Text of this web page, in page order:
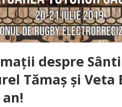
despre
Tămaș și Veta